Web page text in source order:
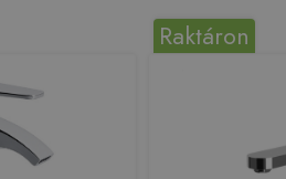
Raktáron